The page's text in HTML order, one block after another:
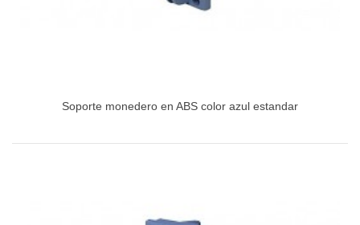
Soporte monedero en ABS color azul estandar